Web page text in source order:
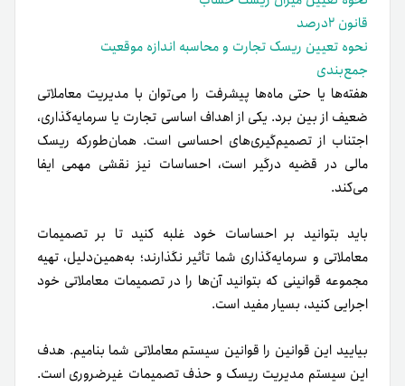
قانون ۲درصد
نحوه تعیین ریسک تجارت و محاسبه اندازه موقعیت
جمع‌بندی
هفته‌ها یا حتی ماه‌ها پیشرفت را می‌توان با مدیریت معاملاتی
ضعیف از بین برد. یکی از اهداف اساسی تجارت یا سرمایه‌گذاری،
اجتناب از تصمیم‌گیری‌های احساسی است. همان‌طور‌که ریسک
مالی در قضیه درگیر است، احساسات نیز نقشی مهمی ایفا
می‌کند.
باید بتوانید بر احساسات خود غلبه کنید تا بر تصمیمات
معاملاتی و سرمایه‌گذاری شما تأثیر نگذارند؛ به‌همین‌دلیل، تهیه
مجموعه قوانینی که بتوانید آن‌ها را در تصمیمات معاملاتی خود
اجرایی کنید، بسیار مفید است.
بیایید این قوانین را قوانین سیستم معاملاتی شما بنامیم. هدف
این سیستم مدیریت ریسک و حذف تصمیمات غیرضروری است.